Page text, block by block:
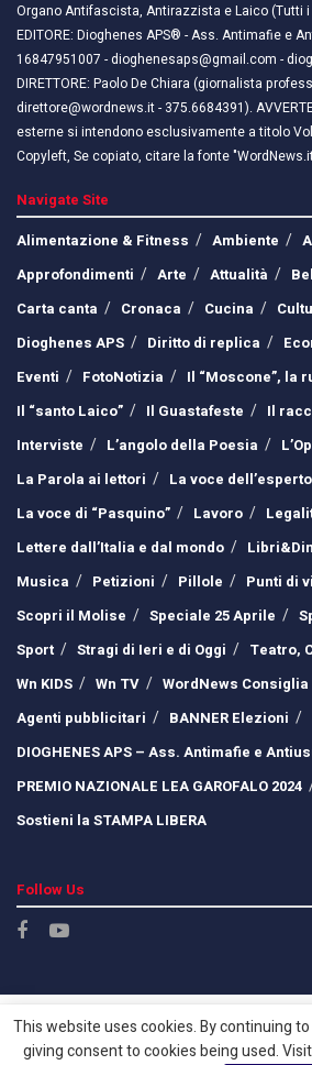
Organo Antifascista, Antirazzista e Laico (Tutti
EDITORE: Dioghenes APS® - Ass. Antimafie e
16847951007 - dioghenesaps@gmail.com -
DIRETTORE: Paolo De Chiara (giornalista
direttore@wordnews.it - ​​375.6684391).
esterne si intendono esclusivamente a titolo
Copyleft, Se copiato, citare la fonte
Navigate Site
Alimentazione & Fitness
Ambiente
Approfondimenti
Arte Attualità
Carta canta
Cronaca Cucina
Dioghenes APS
Diritto di replica
Eventi
FotoNotizia
Il “Moscone”, la
Il “santo Laico”
Il Guastafeste
Il
Interviste
L’angolo della Poesia
La Parola ai lettori
La voce dell’esperto
La voce di “Pasquino”
Lavoro
Lettere dall’Italia e dal mondo
Musica
Petizioni Pillole Punti di
Scopri il Molise
Speciale 25 Aprile
Sport
Stragi di Ieri e di Oggi
Teatro,
Wn KIDS
Wn TV WordNews Consiglia
Agenti pubblicitari
BANNER Elezioni
DIOGHENES APS – Ass. Antimafie e
PREMIO NAZIONALE LEA GAROFALO 2024
Sostieni la STAMPA LIBERA
Follow Us
This website uses cookies. By continuing
giving consent to cookies being used.